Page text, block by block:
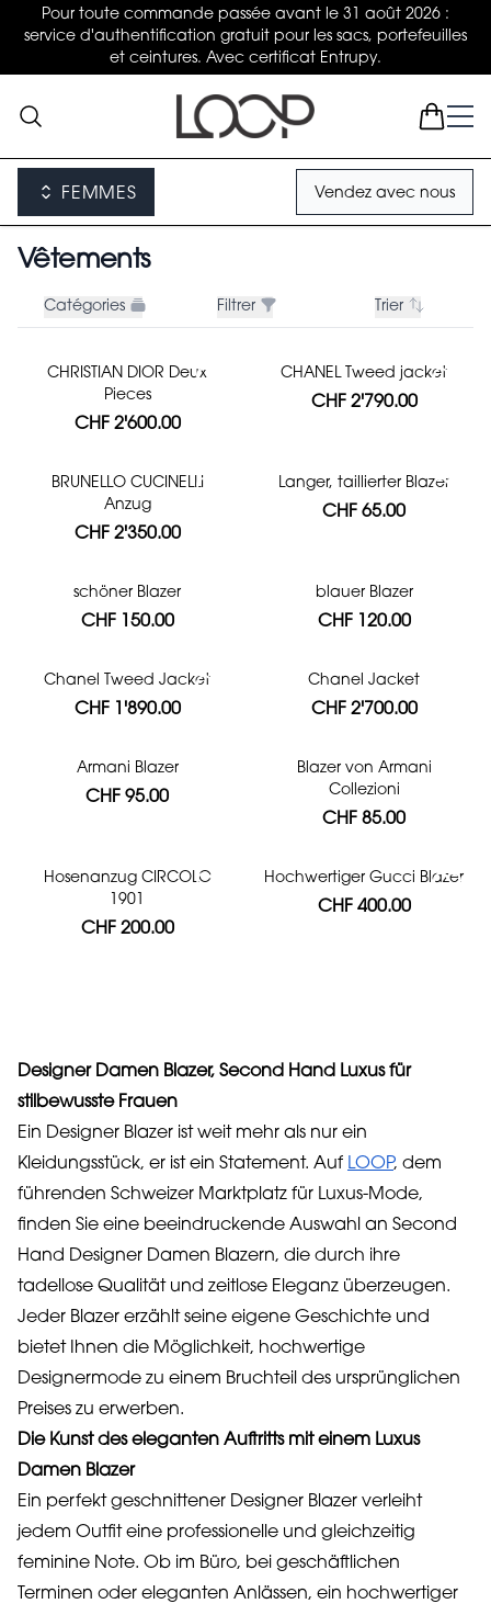
Pour toute commande passée avant le 31 août 2026 :
service d'authentification gratuit pour les sacs, portefeuilles
et ceintures. Avec certificat Entrupy.
FEMMES Vendez avec nous
Vêtements
Catégories Filtrer Trier
CHRISTIAN DIOR Deux
Pieces
CHF 2'600.00
CHANEL Tweed jacket
CHF 2'790.00
BRUNELLO CUCINELLI
Anzug
CHF 2'350.00
Langer, taillierter Blazer
CHF 65.00
schöner Blazer
CHF 150.00
blauer Blazer
CHF 120.00
Chanel Tweed Jacket
CHF 1'890.00
Chanel Jacket
CHF 2'700.00
Armani Blazer
CHF 95.00
Blazer von Armani
Collezioni
CHF 85.00
Hosenanzug CIRCOLO
1901
CHF 200.00
Hochwertiger Gucci Blazer
CHF 400.00
Designer Damen Blazer, Second Hand Luxus für
stilbewusste Frauen
Ein Designer Blazer ist weit mehr als nur ein
Kleidungsstück, er ist ein Statement. Auf LOOP, dem
führenden Schweizer Marktplatz für Luxus-Mode,
finden Sie eine beeindruckende Auswahl an Second
Hand Designer Damen Blazern, die durch ihre
tadellose Qualität und zeitlose Eleganz überzeugen.
Jeder Blazer erzählt seine eigene Geschichte und
bietet Ihnen die Möglichkeit, hochwertige
Designermode zu einem Bruchteil des ursprünglichen
Preises zu erwerben.
Die Kunst des eleganten Auftritts mit einem Luxus
Damen Blazer
Ein perfekt geschnittener Designer Blazer verleiht
jedem Outfit eine professionelle und gleichzeitig
feminine Note. Ob im Büro, bei geschäftlichen
Terminen oder eleganten Anlässen, ein hochwertiger